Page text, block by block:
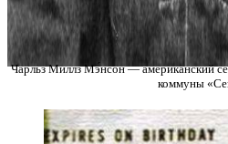
Чарльз Миллз Мэ́нсон — американский
коммуны